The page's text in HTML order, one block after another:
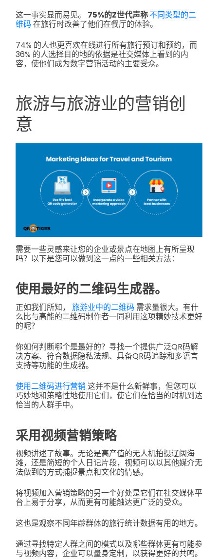
这一事实显而易见。 75%的Z世代声称不同类型的二
维码 在旅行时改善了他们在餐厅的体验。
74% 的人也更喜欢在线进行所有旅行预订和预约，而
36% 的人选择目的地的依据是社交媒体上看到的内
容，使他们成为数字营销活动的主要受众。
旅游与旅游业的营销创
意
需要一些灵感来让您的企业或景点在地图上有所呈现
吗？以下是您可以做到这一点的一些相关方法：
使用最好的二维码生成器。
正如我们所知， 旅游业中的二维码 需求量很大。有什
么比与高能的二维码制作者一同利用这项精妙技术更好
的呢？
你如何判断哪个是最好的？寻找一个提供广泛QR码解
决方案、符合数据隐私法规、具备QR码追踪和多语言
支持等功能的生成器。
使用二维码进行营销 这并不是什么新鲜事，但您可以
巧妙地和策略性地使用它们，使它们在恰当的时机到达
恰当的人群手中。
采用视频营销策略
视频讲述了故事。无论是高产值的无人机拍摄辽阔海
滩，还是简短的个人日记片段，视频可以以其他媒介无
法做到的方式捕捉景点和文化的情感。
将视频加入营销策略的另一个好处是它们在社交媒体平
台上易于分享，从而更有可能触达更广泛的受众。
这也是观察不同年龄群体的旅行统计数据有用的地方。
通过寻找特定人群之间的模式以及哪些群体更有可能参
与视频内容，企业可以量身定制，以获得更好的共鸣。